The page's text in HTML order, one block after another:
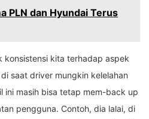
PLN dan Hyundai Terus
konsistensi kita terhadap aspek
saat driver mungkin kelelahan
ini masih bisa tetap mem-back up
pengguna. Contoh, dia lalai, di